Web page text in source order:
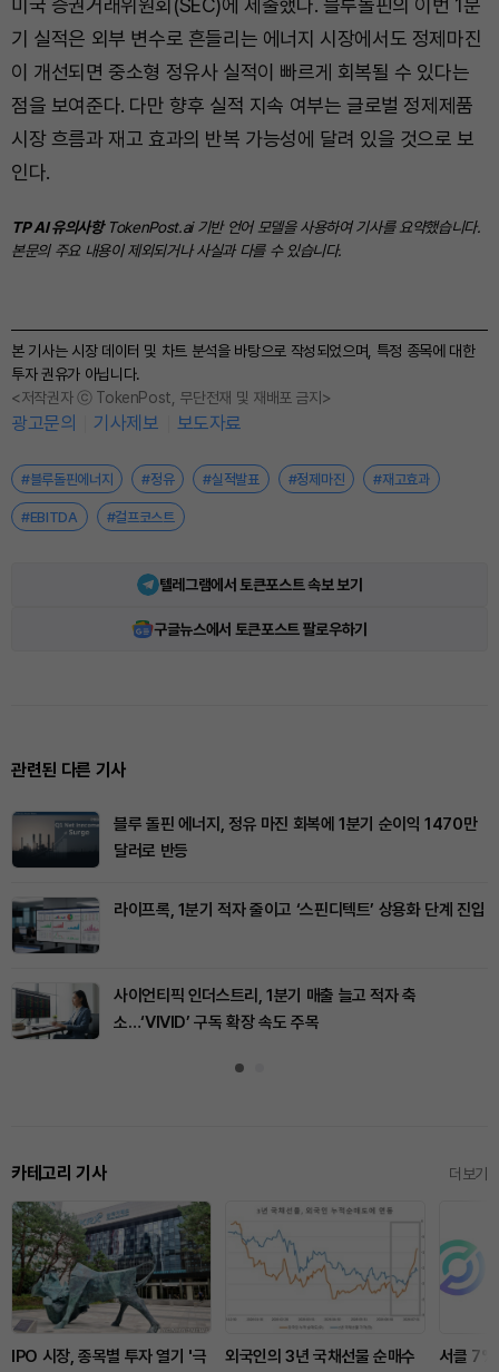
미국 증권거래위원회(SEC)에 제출했다. 블루돌핀의 이번 1분
기 실적은 외부 변수로 흔들리는 에너지 시장에서도 정제마진
이 개선되면 중소형 정유사 실적이 빠르게 회복될 수 있다는
점을 보여준다. 다만 향후 실적 지속 여부는 글로벌 정제제품
시장 흐름과 재고 효과의 반복 가능성에 달려 있을 것으로 보
인다.
TP AI 유의사항TokenPost.ai 기반 언어 모델을 사용하여 기사를 요약했습니다.
본문의 주요 내용이 제외되거나 사실과 다를 수 있습니다.
본 기사는 시장 데이터 및 차트 분석을 바탕으로 작성되었으며, 특정 종목에 대한
투자 권유가 아닙니다.
<저작권자 ⓒ TokenPost, 무단전재 및 재배포 금지>
광고문의 기사제보 보도자료
#블루돌핀에너지 #정유 #실적발표 #정제마진 #재고효과
#EBITDA #걸프코스트
텔레그램에서 토큰포스트 속보 보기
구글뉴스에서 토큰포스트 팔로우하기
관련된 다른 기사
블루 돌핀 에너지, 정유 마진 회복에 1분기 순이익 1470만
달러로 반등
라이프록, 1분기 적자 줄이고 ‘스핀디텍트’ 상용화 단계 진입
사이언티픽 인더스트리, 1분기 매출 늘고 적자 축
소…‘VIVID’ 구독 확장 속도 주목
카테고리 기사 더보기
IPO 시장, 종목별 투자 열기 '극
외국인의 3년 국채선물 순매수
서클 7%